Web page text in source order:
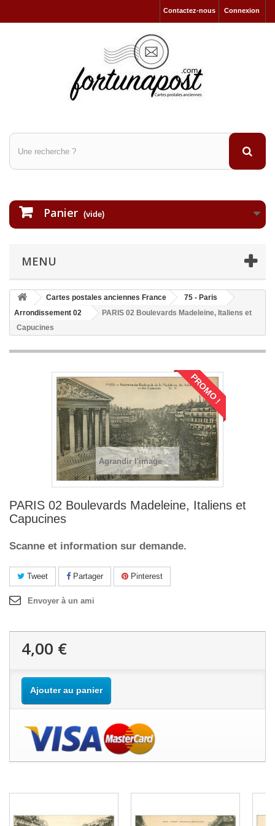
Connexion
Contactez-nous
Panier (vide)
MENU
Cartes postales anciennes France
75 - Paris
Arrondissement 02
PARIS 02 Boulevards Madeleine, Italiens et
Capucines
PROMO !
Agrandir l'image
PARIS 02 Boulevards Madeleine, Italiens et
Capucines
Scanne et information sur demande.
Tweet Partager Pinterest
Envoyer à un ami
4,00 €
Ajouter au panier